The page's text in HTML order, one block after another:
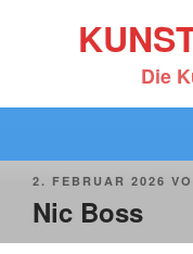
Die
VERÖFFENTLICHT
AM
2. FEBRUAR 2026
Nic Boss